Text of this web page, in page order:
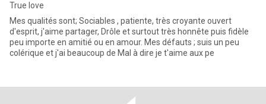
True love
Mes qualités sont; Sociables , patiente, très croyante ouvert
d'esprit, j'aime partager, Drôle et surtout très honnête puis fidèle
peu importe en amitié ou en amour. Mes défauts ; suis un peu
colérique et j'ai beaucoup de Mal à dire je t'aime aux pe